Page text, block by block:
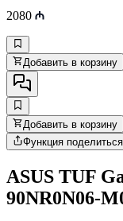
2080
Добавить в корзину
Добавить в корзину
Функция
ASUS TUF
90NR0N06-